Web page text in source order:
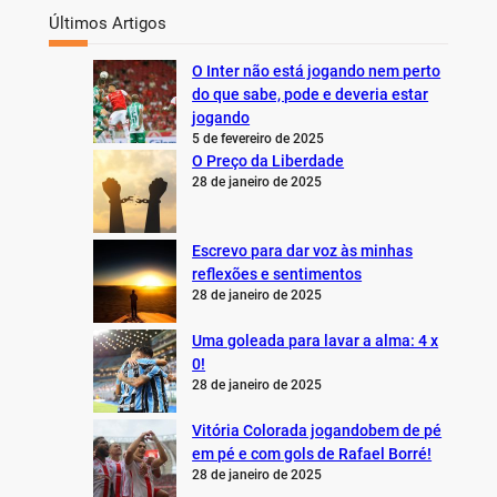
Últimos Artigos
O Inter não está jogando nem perto
do que sabe, pode e deveria estar
jogando
5 de fevereiro de 2025
O Preço da Liberdade
28 de janeiro de 2025
Escrevo para dar voz às minhas
reflexões e sentimentos
28 de janeiro de 2025
Uma goleada para lavar a alma: 4 x
0!
28 de janeiro de 2025
Vitória Colorada jogandobem de pé
em pé e com gols de Rafael Borré!
28 de janeiro de 2025